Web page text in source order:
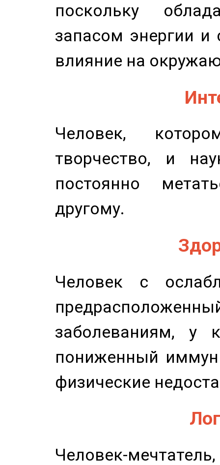
поскольку
запасом энергии и
влияние на
Человек,
творчество, и
постоянно
другому.
Человек с
заболеваниям, у
пониженный
физические
Человек-